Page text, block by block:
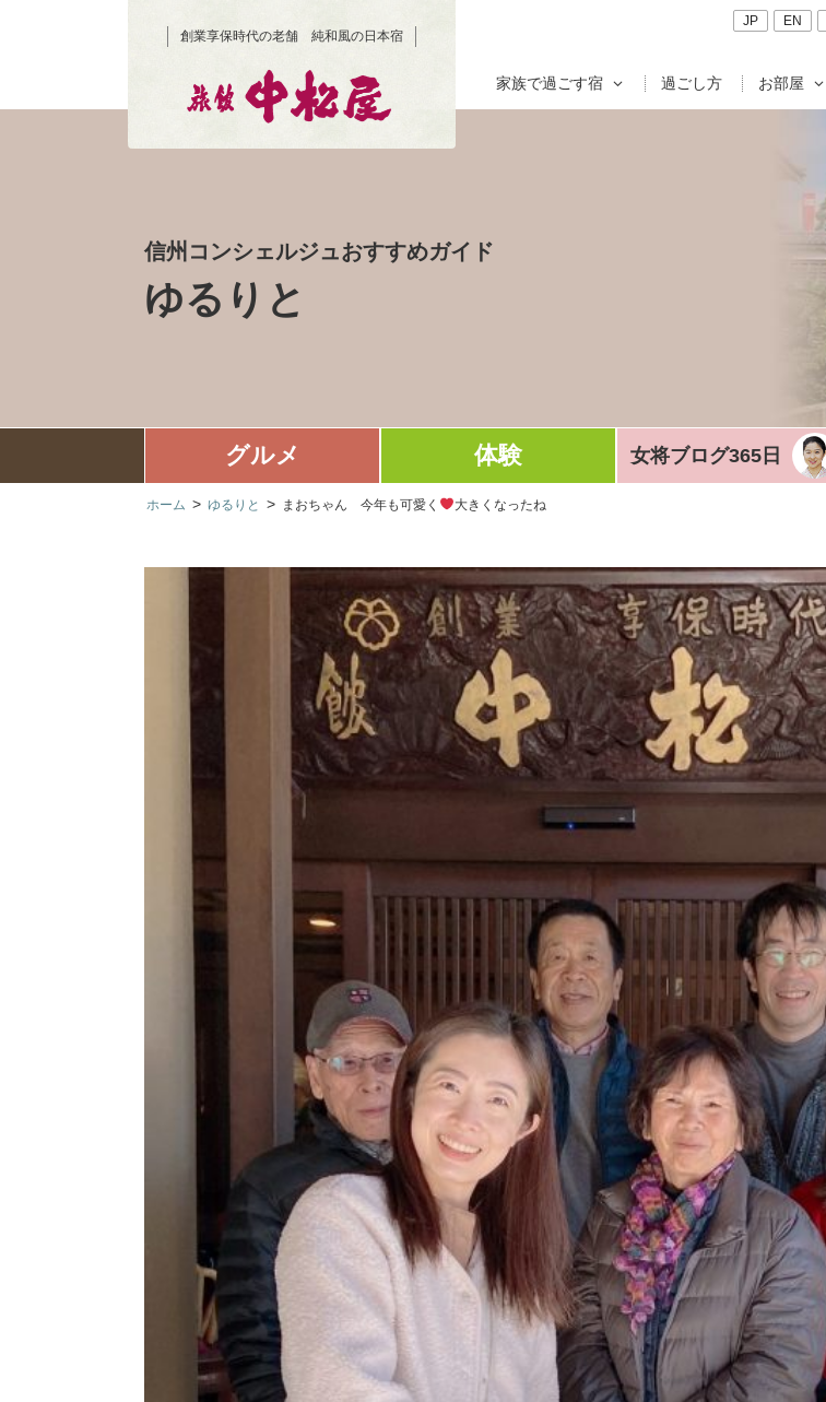
創業享保時代の老舗 純和風の日本宿
JP EN
家族で過ごす宿 過ごし方 お部屋
信州コンシェルジュおすすめガイド
ゆるりと
グルメ 体験 女将ブログ365日
ホーム > ゆるりと > まおちゃん 今年も可愛く 大きくなったね